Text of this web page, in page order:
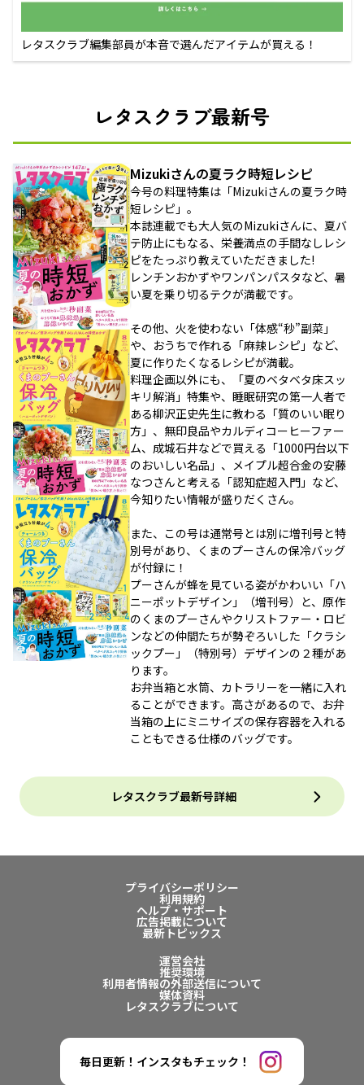
レタスクラブ編集部員が本音で選んだアイテムが買える！
レタスクラブ最新号
Mizukiさんの夏ラク時短レシピ
今号の料理特集は「Mizukiさんの夏ラク時
短レシピ」。
本誌連載でも大人気のMizukiさんに、夏バ
テ防止にもなる、栄養満点の手間なしレシ
ピをたっぷり教えていただきました!
レンチンおかずやワンパンパスタなど、暑
い夏を乗り切るテクが満載です。
その他、火を使わない「体感“秒”副菜」
や、おうちで作れる「麻辣レシピ」など、
夏に作りたくなるレシピが満載。
料理企画以外にも、「夏のベタベタ床スッ
キリ解消」特集や、睡眠研究の第一人者で
ある柳沢正史先生に教わる「質のいい眠り
方」、無印良品やカルディコーヒーファー
ム、成城石井などで買える「1000円台以下
のおいしい名品」、メイプル超合金の安藤
なつさんと考える「認知症超入門」など、
今知りたい情報が盛りだくさん。
また、この号は通常号とは別に増刊号と特
別号があり、くまのプーさんの保冷バッグ
が付録に！
プーさんが蜂を見ている姿がかわいい「ハ
ニーポットデザイン」（増刊号）と、原作
のくまのプーさんやクリストファー・ロビ
ンなどの仲間たちが勢ぞろいした「クラシ
ックプー」（特別号）デザインの２種があ
ります。
お弁当箱と水筒、カトラリーを一緒に入れ
ることができます。高さがあるので、お弁
当箱の上にミニサイズの保存容器を入れる
こともできる仕様のバッグです。
レタスクラブ最新号詳細
プライバシーポリシー
利用規約
ヘルプ・サポート
広告掲載について
最新トピックス
運営会社
推奨環境
利用者情報の外部送信について
媒体資料
レタスクラブについて
毎日更新！インスタもチェック！